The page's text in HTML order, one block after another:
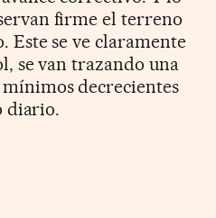
firme el terreno
Este se ve claramente
se van trazando una
decrecientes
diario.